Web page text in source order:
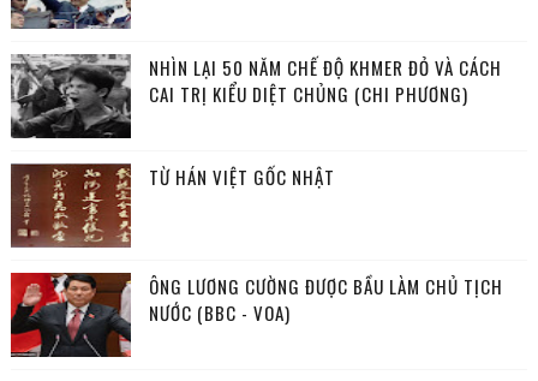
NHÌN LẠI 50 NĂM CHẾ ĐỘ KHMER ĐỎ VÀ CÁCH
CAI TRỊ KIỂU DIỆT CHỦNG (CHI PHƯƠNG)
TỪ HÁN VIỆT GỐC NHẬT
ÔNG LƯƠNG CƯỜNG ĐƯỢC BẦU LÀM CHỦ TỊCH
NƯỚC (BBC - VOA)